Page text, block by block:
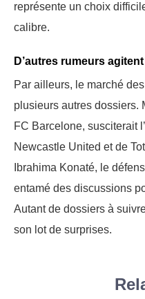
représente un choix
calibre.
D’autres rumeurs
Par ailleurs, le marché
plusieurs autres dossiers.
FC Barcelone, susciterait
Newcastle United et de
Ibrahima Konaté, le
entamé des discussions
Autant de dossiers à
son lot de surprises.